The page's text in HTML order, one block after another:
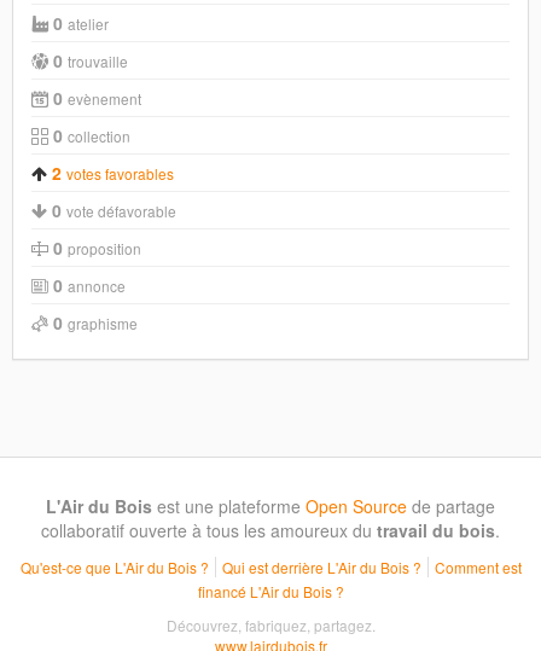
0 atelier
0 trouvaille
0 evènement
0 collection
2 votes favorables
0 vote défavorable
0 proposition
0 annonce
0 graphisme
L'Air du Bois est une plateforme Open Source de partage
collaboratif ouverte à tous les amoureux du travail du bois.
Qu'est-ce que L'Air du Bois ? Qui est derrière L'Air du Bois ?
Comment est
financé L'Air du Bois ?
Découvrez, fabriquez, partagez.
www.lairdubois.fr